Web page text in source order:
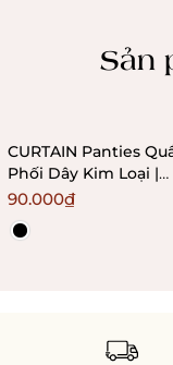
Sản
CURTAIN Panties
Phối Dây Kim Loại |
Bralettehousevn
90.000₫